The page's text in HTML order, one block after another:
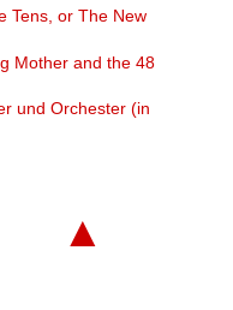
Tens, or The New
Mother and the 48
und Orchester (in
▲